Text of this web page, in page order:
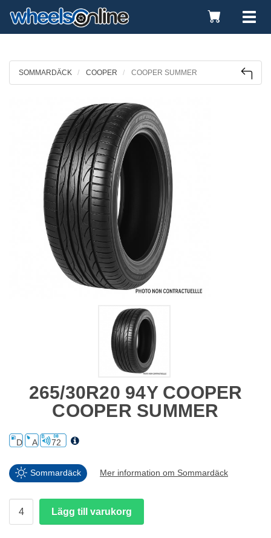
Toggle
Cart
SOMMARDÄCK COOPER COOPER SUMMER
265/30R20 94Y COOPER
COOPER SUMMER
D A 72
Sommardäck Mer information om Sommardäck